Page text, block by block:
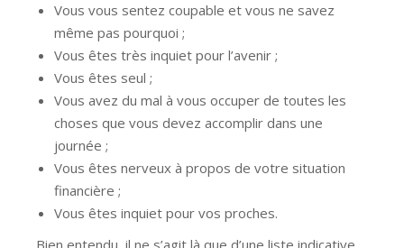
Vous vous sentez coupable et vous ne savez
même pas pourquoi ;
Vous êtes très inquiet pour l’avenir ;
Vous êtes seul ;
Vous avez du mal à vous occuper de toutes les
choses que vous devez accomplir dans une
journée ;
Vous êtes nerveux à propos de votre situation
financière ;
Vous êtes inquiet pour vos proches.
Bien entendu, il ne s’agit là que d’une liste indicative.